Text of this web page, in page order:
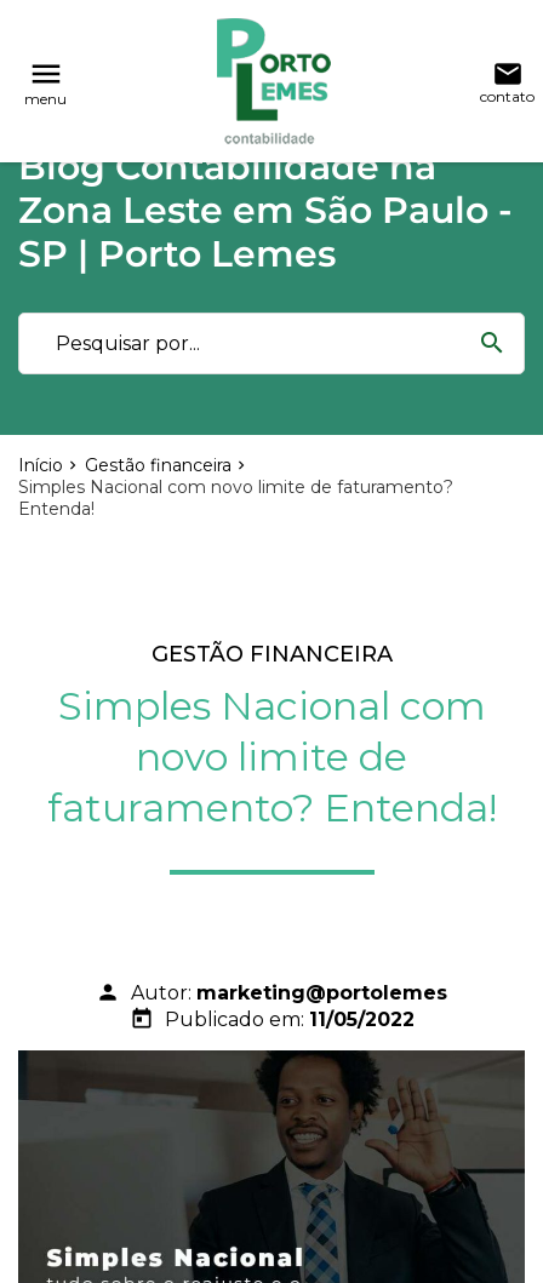
menu
menu
email
contato
Blog Contabilidade na
Zona Leste em São Paulo -
SP | Porto Lemes
search
Início
Gestão financeira
Simples Nacional com novo limite de faturamento?
Entenda!
NAVEGAÇÃO
Voltar ao site
Blog
Contabilidade
Notícias
FALE CONOSCO
(11) 2015-4955
location_on
Rua Lutécia,682 Vila Carrão - São Paulo
03423-000
GESTÃO FINANCEIRA
Simples Nacional com
novo limite de
faturamento? Entenda!
person Autor: marketing@portolemes
today Publicado em: 11/05/2022